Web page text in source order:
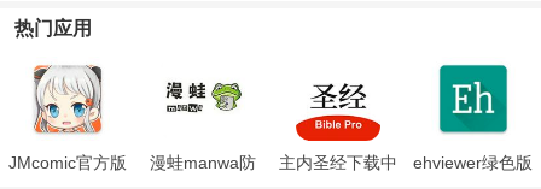
热门应用
JMcomic官方版
漫蛙manwa防
主内圣经下载中
ehviewer绿色版